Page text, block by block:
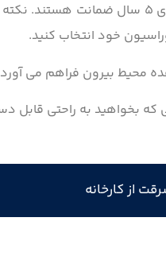
دستگیره و درکوب این مدل از برند معتبر هایکو
خود انتخاب کنید.
محیط بیرون فراهم می
بخواهید به راحتی قابل
از کارخانه